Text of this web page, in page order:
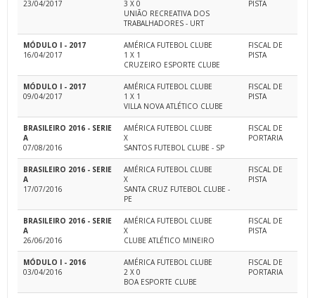
23/04/2017
3 X 0
UNIÃO RECREATIVA DOS
TRABALHADORES - URT
PISTA
MÓDULO I - 2017
16/04/2017
AMÉRICA FUTEBOL CLUBE
1 X 1
CRUZEIRO ESPORTE CLUBE
FISCAL DE
PISTA
MÓDULO I - 2017
09/04/2017
AMÉRICA FUTEBOL CLUBE
1 X 1
VILLA NOVA ATLÉTICO CLUBE
FISCAL DE
PISTA
BRASILEIRO 2016 - SERIE
A
07/08/2016
AMÉRICA FUTEBOL CLUBE
X
SANTOS FUTEBOL CLUBE - SP
FISCAL DE
PORTARIA
BRASILEIRO 2016 - SERIE
A
17/07/2016
AMÉRICA FUTEBOL CLUBE
X
SANTA CRUZ FUTEBOL CLUBE -
PE
FISCAL DE
PISTA
BRASILEIRO 2016 - SERIE
A
26/06/2016
AMÉRICA FUTEBOL CLUBE
X
CLUBE ATLÉTICO MINEIRO
FISCAL DE
PISTA
MÓDULO I - 2016
03/04/2016
AMÉRICA FUTEBOL CLUBE
2 X 0
BOA ESPORTE CLUBE
FISCAL DE
PORTARIA